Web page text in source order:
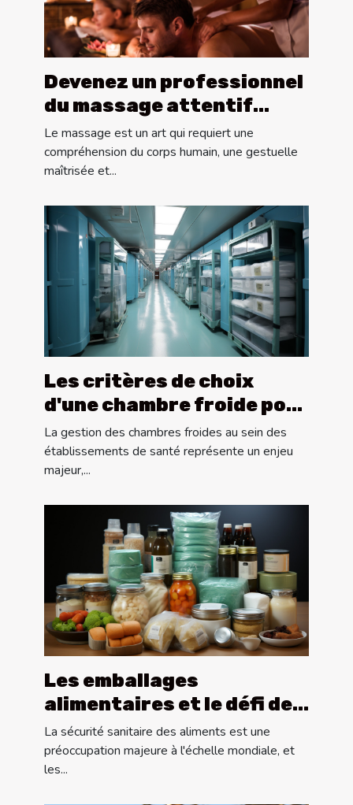
Devenez un professionnel
du massage attentif
grâce à ces cours en
Suisse
Le massage est un art qui requiert une
compréhension du corps humain, une gestuelle
maîtrisée et...
Les critères de choix
d'une chambre froide pour
les établissements de
santé
La gestion des chambres froides au sein des
établissements de santé représente un enjeu
majeur,...
Les emballages
alimentaires et le défi de
la sécurité sanitaire
La sécurité sanitaire des aliments est une
préoccupation majeure à l'échelle mondiale, et
les...